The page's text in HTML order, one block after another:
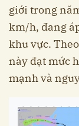
giới trong
km/h, đang
khu vực.
này đạt mức
mạnh và